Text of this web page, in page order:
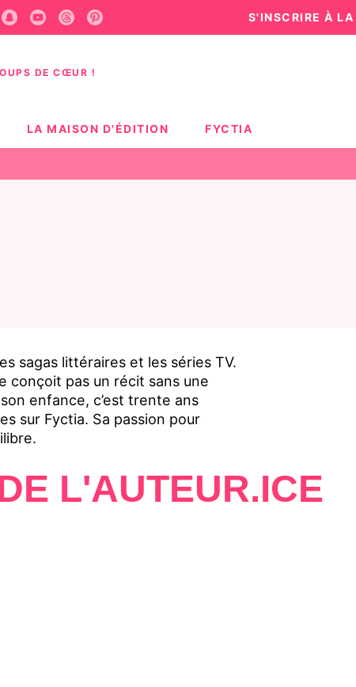
PIED DE PAGE
S'INSCRIRE À
DE CŒUR !
LA MAISON D'ÉDITION FYCTIA
sagas littéraires et les séries TV.
conçoit pas un récit sans une
enfance, c’est trente ans
sur Fyctia. Sa passion pour
L'AUTEUR.ICE